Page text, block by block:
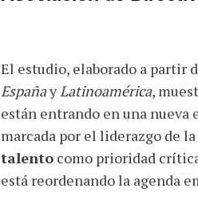
El estudio, elaborado a partir
Españay Latinoamérica,
están entrando en una
marcada por el liderazgo de la
talentocomo prioridad
está reordenando la agenda